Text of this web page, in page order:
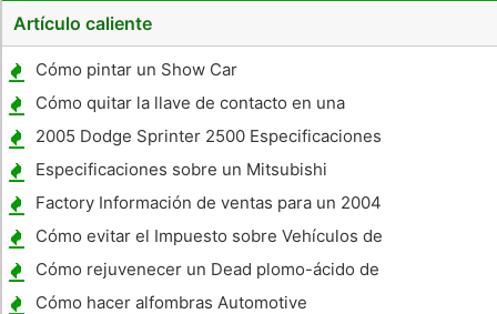
Artículo caliente
Cómo pintar un Show Car
Cómo quitar la llave de contacto en una
Harley
2005 Dodge Sprinter 2500 Especificaciones
Especificaciones sobre un Mitsubishi
Eclipse 1991
Factory Información de ventas para un 2004
Jeep Wrangler
Cómo evitar el Impuesto sobre Vehículos de
Lujo
Cómo rejuvenecer un Dead plomo-ácido de
batería de carro
Cómo hacer alfombras Automotive